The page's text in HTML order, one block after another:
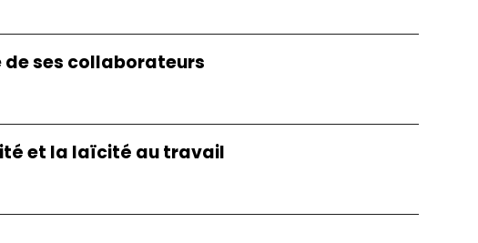
ses collaborateurs
et la laïcité au travail